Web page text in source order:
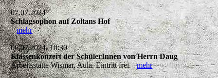
07.07.2024
Schlagsophon auf Zoltans Hof
mehr
06.07.2024, 10:30
Klassenkonzert der SchülerInnen von Herrn Daug
Arbeitsstätte Wismar, Aula. Eintritt frei.mehr